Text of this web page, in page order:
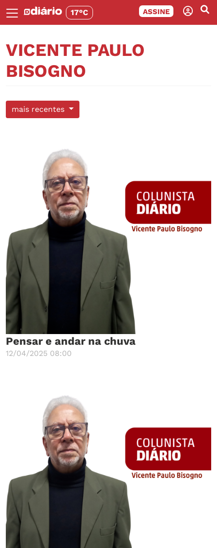
17°C ASSINE
VICENTE PAULO
BISOGNO
mais recentes
Pensar e andar na chuva
12/04/2025 08:00